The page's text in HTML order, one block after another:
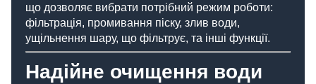
що дозволяє вибрати потрібний режим роботи:
фільтрація, промивання піску, злив води,
ущільнення шару, що фільтрує, та інші функції.
Надійне очищення води